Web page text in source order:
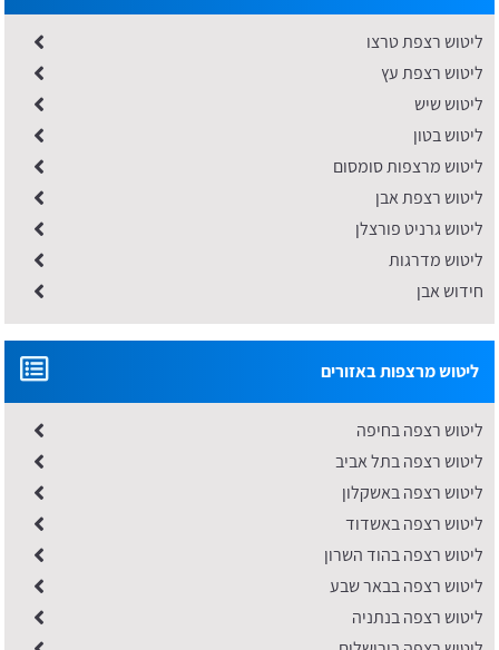
ליטוש רצפת טרצו
ליטוש רצפת עץ
ליטוש שיש
ליטוש בטון
ליטוש מרצפות סומסום
ליטוש רצפת אבן
ליטוש גרניט פורצלן
ליטוש מדרגות
חידוש אבן
ליטוש מרצפות באזורים
ליטוש רצפה בחיפה
ליטוש רצפה בתל אביב
ליטוש רצפה באשקלון
ליטוש רצפה באשדוד
ליטוש רצפה בהוד השרון
ליטוש רצפה בבאר שבע
ליטוש רצפה בנתניה